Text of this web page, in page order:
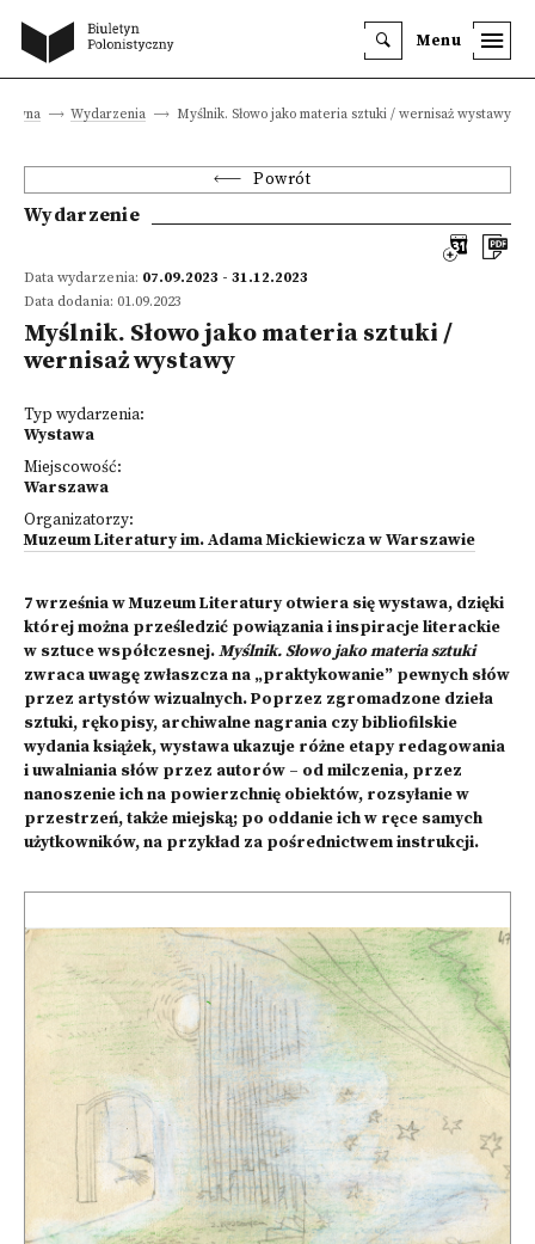
Menu
Wydarzenia Myślnik. Słowo jako materia sztuki / wernisaż wystawy
Powrót
Wydarzenie
Data wydarzenia: 07.09.2023 - 31.12.2023
Data dodania: 01.09.2023
Myślnik. Słowo jako materia sztuki /
wernisaż wystawy
Typ wydarzenia:
Wystawa
Miejscowość:
Warszawa
Organizatorzy:
Muzeum Literatury im. Adama Mickiewicza w Warszawie
7 września w Muzeum Literatury otwiera się wystawa, dzięki
której można prześledzić powiązania i inspiracje literackie
w sztuce współczesnej.Myślnik. Słowo jako materia sztuki
zwraca uwagę zwłaszcza na „praktykowanie” pewnych słów
przez artystów wizualnych. Poprzez zgromadzone dzieła
sztuki, rękopisy, archiwalne nagrania czy bibliofilskie
wydania książek, wystawa ukazuje różne etapy redagowania
i uwalniania słów przez autorów – od milczenia, przez
nanoszenie ich na powierzchnię obiektów, rozsyłanie w
przestrzeń, także miejską; po oddanie ich w ręce samych
użytkowników, na przykład za pośrednictwem instrukcji.